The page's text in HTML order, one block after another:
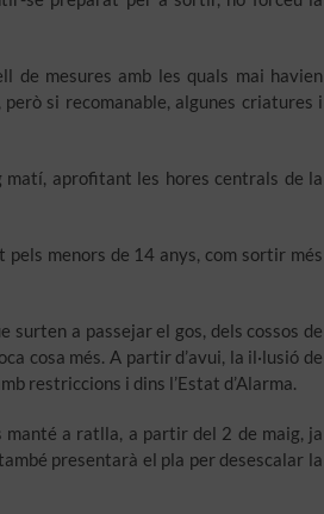
de mesures amb les quals mai havien
si recomanable, algunes criatures i
aprofitant les hores centrals de la
pels menors de 14 anys, com sortir més
surten a passejar el gos, dels cossos de
cosa més. A partir d’avui, la il·lusió de
restriccions i dins l’Estat d’Alarma.
manté a ratlla, a partir del 2 de maig, ja
presentarà el pla per desescalar la